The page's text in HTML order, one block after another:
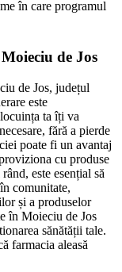
în care programul
de Jos
de Jos, județul
este
ta îți va
fără a pierde
poate fi un avantaj
cu produse
este esențial să
comunitate,
și a produselor
în Moieciu de Jos
sănătății tale.
farmacia aleasă